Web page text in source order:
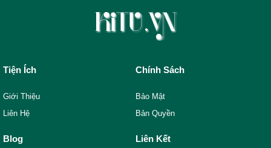
Tiện Ích
Giới Thiệu
Liên Hệ
Chính Sách
Bảo Mật
Bản Quyền
Blog Liên Kết